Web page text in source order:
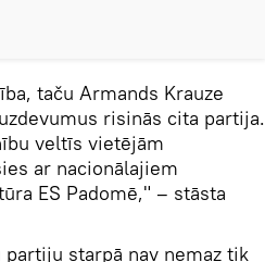
taču Armands Krauze
risinās cita partija.
veltīs vietējām
ar nacionālajiem
ES Padomē," – stāsta
starpā nav nemaz tik